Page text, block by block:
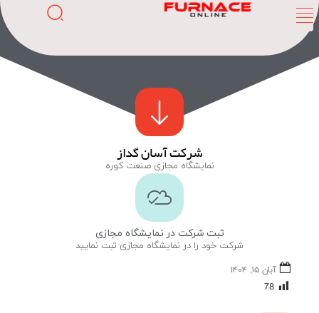
شرکت آسان گداز
نمایشگاه مجازی صنعت کوره
ثبت شرکت در نمایشگاه مجازی
شرکت خود را در نمایشگاه مجازی ثبت نمایید
آبان ۱۵, ۱۴۰۴
78